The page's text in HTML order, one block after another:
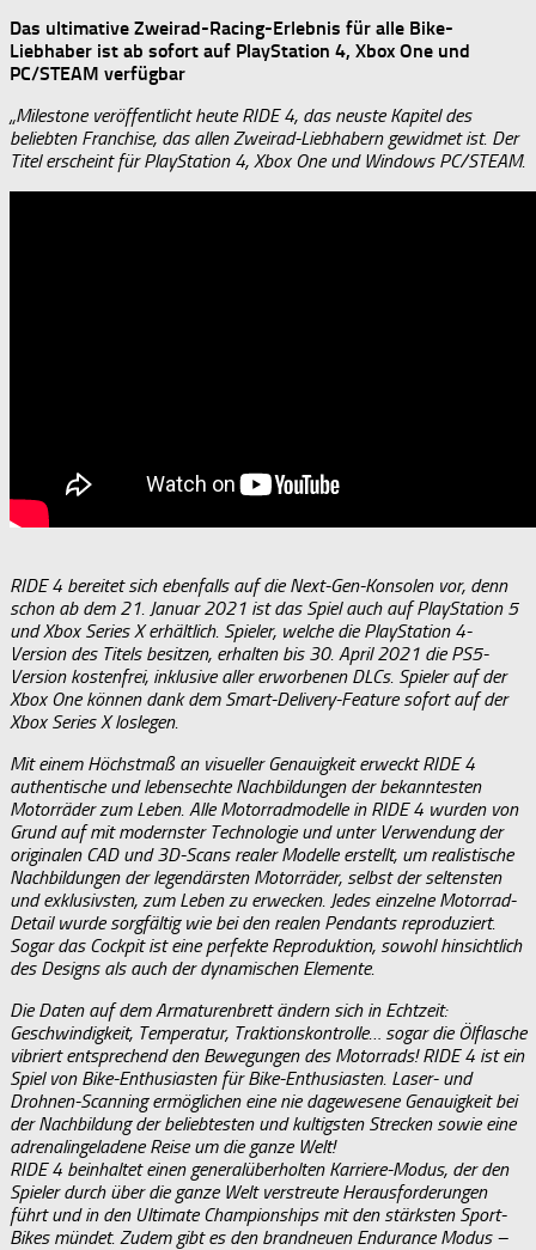
Das ultimative Zweirad-Racing-Erlebnis für alle Bike-
Liebhaber ist ab sofort auf PlayStation 4, Xbox One und
PC/STEAM verfügbar
„Milestone veröffentlicht heute RIDE 4, das neuste Kapitel des
beliebten Franchise, das allen Zweirad-Liebhabern gewidmet ist. Der
Titel erscheint für PlayStation 4, Xbox One und Windows PC/STEAM.
RIDE 4 bereitet sich ebenfalls auf die Next-Gen-Konsolen vor, denn
schon ab dem 21. Januar 2021 ist das Spiel auch auf PlayStation 5
und Xbox Series X erhältlich. Spieler, welche die PlayStation 4-
Version des Titels besitzen, erhalten bis 30. April 2021 die PS5-
Version kostenfrei, inklusive aller erworbenen DLCs. Spieler auf der
Xbox One können dank dem Smart-Delivery-Feature sofort auf der
Xbox Series X loslegen.
Mit einem Höchstmaß an visueller Genauigkeit erweckt RIDE 4
authentische und lebensechte Nachbildungen der bekanntesten
Motorräder zum Leben. Alle Motorradmodelle in RIDE 4 wurden von
Grund auf mit modernster Technologie und unter Verwendung der
originalen CAD und 3D-Scans realer Modelle erstellt, um realistische
Nachbildungen der legendärsten Motorräder, selbst der seltensten
und exklusivsten, zum Leben zu erwecken. Jedes einzelne Motorrad-
Detail wurde sorgfältig wie bei den realen Pendants reproduziert.
Sogar das Cockpit ist eine perfekte Reproduktion, sowohl hinsichtlich
des Designs als auch der dynamischen Elemente.
Die Daten auf dem Armaturenbrett ändern sich in Echtzeit:
Geschwindigkeit, Temperatur, Traktionskontrolle… sogar die Ölflasche
vibriert entsprechend den Bewegungen des Motorrads! RIDE 4 ist ein
Spiel von Bike-Enthusiasten für Bike-Enthusiasten. Laser- und
Drohnen-Scanning ermöglichen eine nie dagewesene Genauigkeit bei
der Nachbildung der beliebtesten und kultigsten Strecken sowie eine
adrenalingeladene Reise um die ganze Welt!
RIDE 4 beinhaltet einen generalüberholten Karriere-Modus, der den
Spieler durch über die ganze Welt verstreute Herausforderungen
führt und in den Ultimate Championships mit den stärksten Sport-
Bikes mündet. Zudem gibt es den brandneuen Endurance Modus –